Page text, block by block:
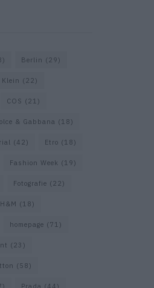
Berlin (29)
(22)
COS (21)
& Gabbana (18)
(42) Etro (18)
Fashion Week (19)
Fotografie (22)
H&M (18)
homepage (71)
(23)
(58)
Prada (44)